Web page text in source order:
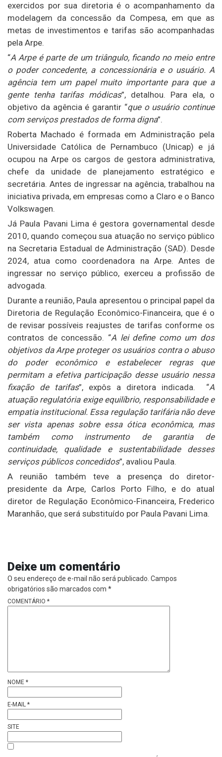
exercidos por sua diretoria é o acompanhamento da
modelagem da concessão da Compesa, em que as
metas de investimentos e tarifas são acompanhadas
pela Arpe.
“A Arpe é parte de um triângulo, ficando no meio entre
o poder concedente, a concessionária e o usuário. A
agência tem um papel muito importante para que a
gente tenha tarifas módicas”, detalhou. Para ela, o
objetivo da agência é garantir “que o usuário continue
com serviços prestados de forma digna”.
Roberta Machado é formada em Administração pela
Universidade Católica de Pernambuco (Unicap) e já
ocupou na Arpe os cargos de gestora administrativa,
chefe da unidade de planejamento estratégico e
secretária. Antes de ingressar na agência, trabalhou na
iniciativa privada, em empresas como a Claro e o Banco
Volkswagen.
Já Paula Pavani Lima é gestora governamental desde
2010, quando começou sua atuação no serviço público
na Secretaria Estadual de Administração (SAD). Desde
2024, atua como coordenadora na Arpe. Antes de
ingressar no serviço público, exerceu a profissão de
advogada.
Durante a reunião, Paula apresentou o principal papel da
Diretoria de Regulação Econômico-Financeira, que é o
de revisar possíveis reajustes de tarifas conforme os
contratos de concessão. “A lei define como um dos
objetivos da Arpe proteger os usuários contra o abuso
do poder econômico e estabelecer regras que
permitam a efetiva participação desse usuário nessa
fixação de tarifas”, expôs a diretora indicada. “A
atuação regulatória exige equilíbrio, responsabilidade e
empatia institucional. Essa regulação tarifária não deve
ser vista apenas sobre essa ótica econômica, mas
também como instrumento de garantia de
continuidade, qualidade e sustentabilidade desses
serviços públicos concedidos”, avaliou Paula.
A reunião também teve a presença do diretor-
presidente da Arpe, Carlos Porto Filho, e do atual
diretor de Regulação Econômico-Financeira, Frederico
Maranhão, que será substituído por Paula Pavani Lima.
Deixe um comentário
O seu endereço de e-mail não será publicado. Campos
obrigatórios são marcados com *
COMENTÁRIO *
NOME *
E-MAIL *
SITE